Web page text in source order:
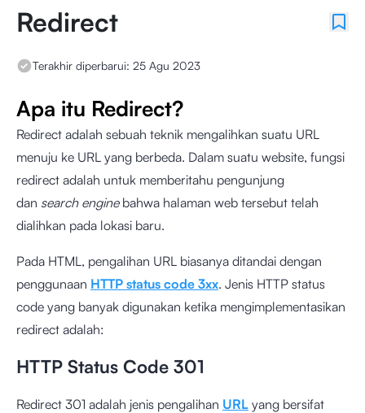
Redirect
Terakhir diperbarui: 25 Agu 2023
Apa itu Redirect?
Redirect adalah sebuah teknik mengalihkan suatu URL
menuju ke URL yang berbeda. Dalam suatu website, fungsi
redirect adalah untuk memberitahu pengunjung
dan search enginebahwa halaman web tersebut telah
dialihkan pada lokasi baru.
Pada HTML, pengalihan URL biasanya ditandai dengan
penggunaan HTTP status code 3xx. Jenis HTTP status
code yang banyak digunakan ketika mengimplementasikan
redirect adalah:
HTTP Status Code 301
Redirect 301 adalah jenis pengalihan URL yang bersifat